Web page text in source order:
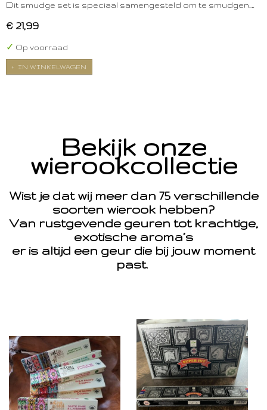
Dit smudge set is speciaal samengesteld om te smudgen.…
€ 21,99
✓ Op voorraad
IN WINKELWAGEN
Bekijk onze
wierookcollectie
Wist je dat wij meer dan 75 verschillende
soorten wierook hebben?
Van rustgevende geuren tot krachtige,
exotische aroma’s
er is altijd een geur die bij jouw moment
past.